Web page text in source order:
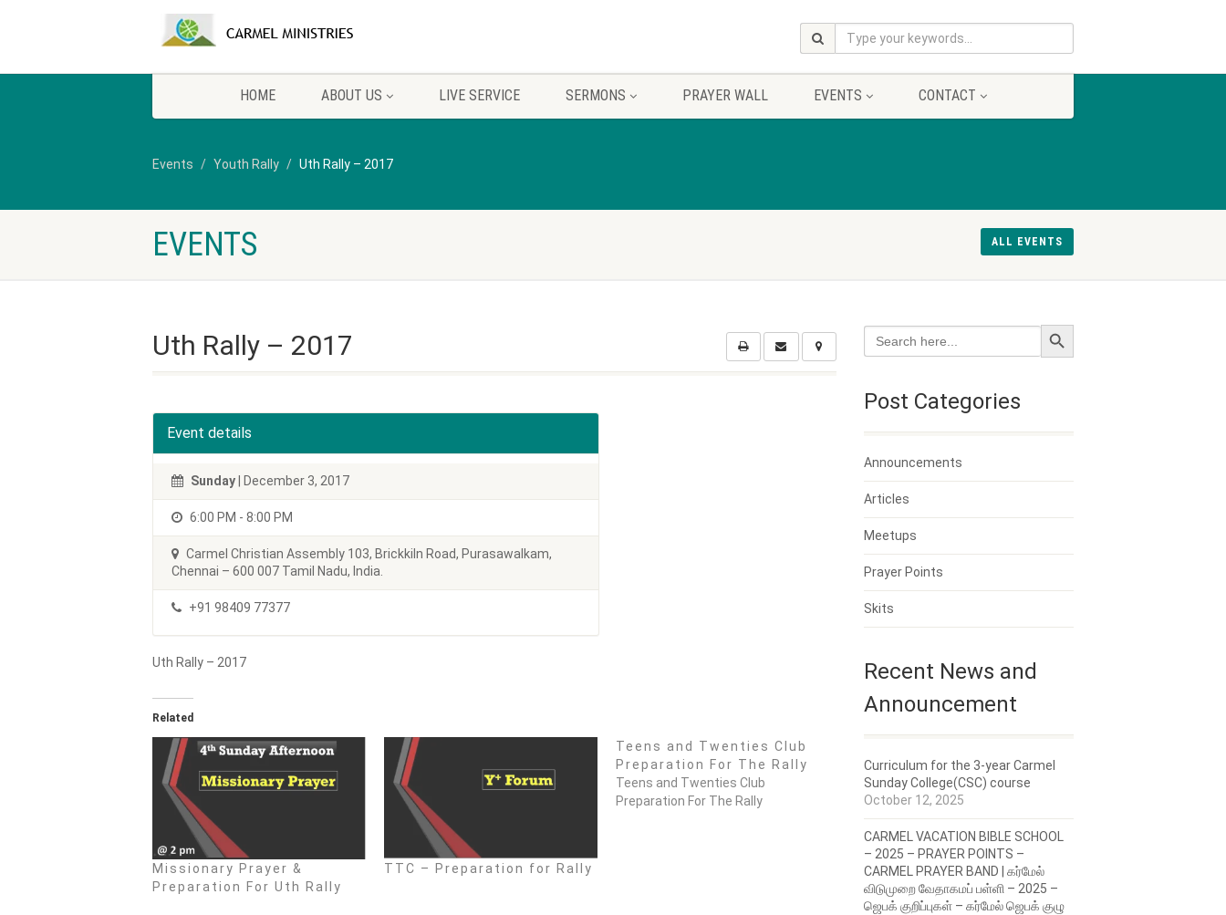
HOME ABOUT US LIVE SERVICE SERMONS PRAYER WALL EVENTS CONTACT
Events Youth Rally Uth Rally – 2017
EVENTS ALL EVENTS
Uth Rally – 2017
Event details
Sunday | December 3, 2017
6:00 PM - 8:00 PM
Carmel Christian Assembly 103, Brickkiln Road, Purasawalkam,
Chennai – 600 007 Tamil Nadu, India.
+91 98409 77377
Uth Rally – 2017
Related
Missionary Prayer &
Preparation For Uth Rally
TTC – Preparation for Rally
Teens and Twenties Club
Preparation For The Rally
Teens and Twenties Club
Preparation For The Rally
Search
for:
Search Button
Post Categories
Announcements
Articles
Meetups
Prayer Points
Skits
Recent News and
Announcement
Curriculum for the 3-year Carmel
Sunday College(CSC) course
October 12, 2025
CARMEL VACATION BIBLE SCHOOL
– 2025 – PRAYER POINTS –
CARMEL PRAYER BAND | கர்மேல்
விடுமுறை வேதாகமப் பள்ளி – 2025 –
ஜெபக் குறிப்புகள் – கர்மேல் ஜெபக் குழு